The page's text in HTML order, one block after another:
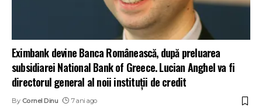
Eximbank devine Banca Românească, după preluarea
subsidiarei National Bank of Greece. Lucian Anghel va fi
directorul general al noii instituții de credit
By Cornel Dinu 7 ani ago